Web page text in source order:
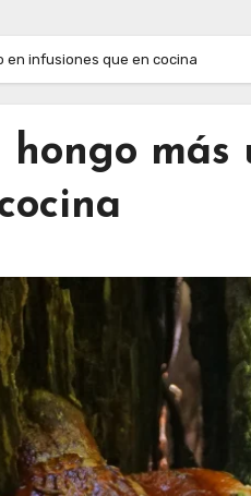
en infusiones que en cocina
más